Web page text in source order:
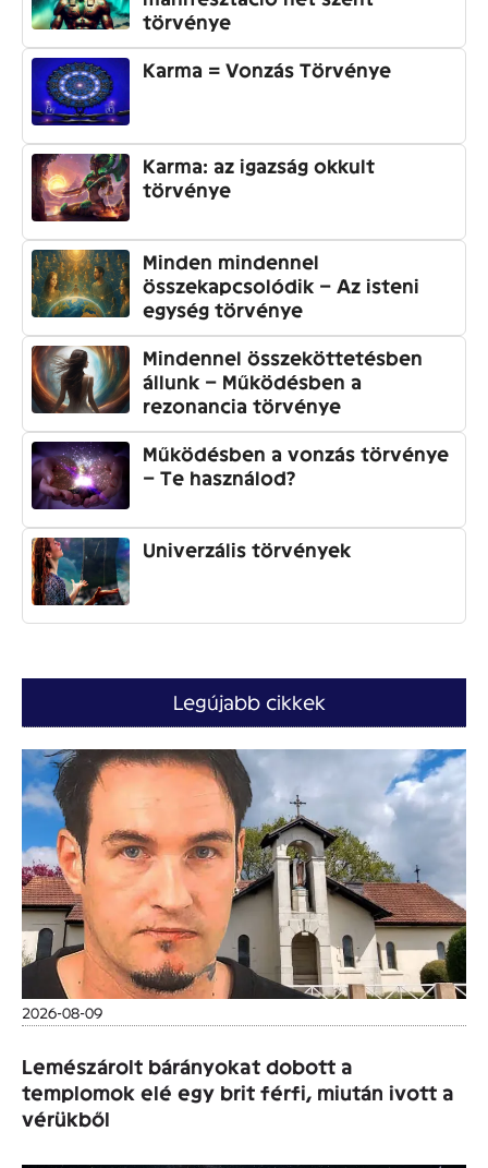
törvénye
Karma = Vonzás Törvénye
Karma: az igazság okkult
törvénye
Minden mindennel
összekapcsolódik – Az isteni
egység törvénye
Mindennel összeköttetésben
állunk – Működésben a
rezonancia törvénye
Működésben a vonzás törvénye
– Te használod?
Univerzális törvények
Legújabb cikkek
2026-08-09
Lemészárolt bárányokat dobott a
templomok elé egy brit férfi, miután ivott a
vérükből